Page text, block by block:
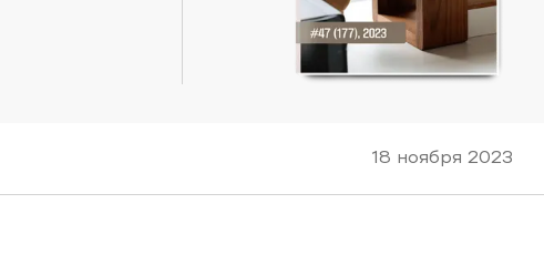
18 ноября 2023